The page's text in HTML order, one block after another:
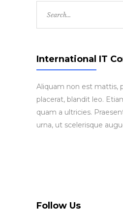
International IT
Aliquam non est mattis,
placerat, blandit leo.
quam a ultricies.
urna, ut scelerisque
Follow Us